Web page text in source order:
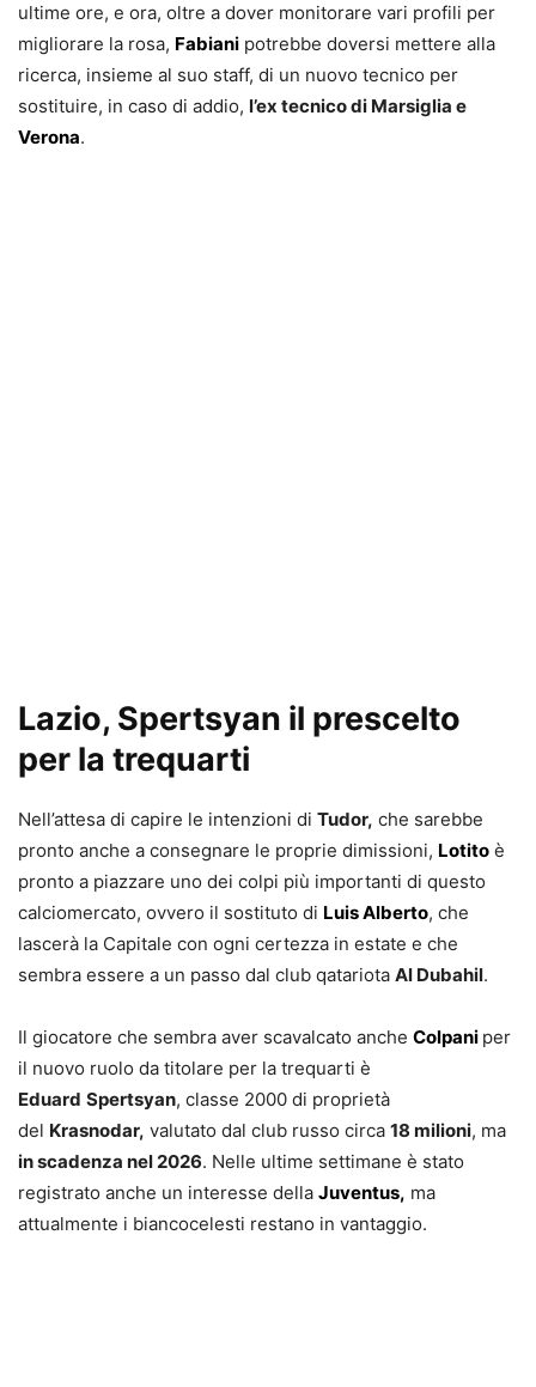
ultime ore, e ora, oltre a dover monitorare vari profili per
migliorare la rosa, Fabiani potrebbe doversi mettere alla
ricerca, insieme al suo staff, di un nuovo tecnico per
sostituire, in caso di addio, l’ex tecnico di Marsiglia e
Verona.
Lazio, Spertsyan il prescelto
per la trequarti
Nell’attesa di capire le intenzioni di Tudor, che sarebbe
pronto anche a consegnare le proprie dimissioni, Lotito è
pronto a piazzare uno dei colpi più importanti di questo
calciomercato, ovvero il sostituto di Luis Alberto, che
lascerà la Capitale con ogni certezza in estate e che
sembra essere a un passo dal club qatariota Al Dubahil.
Il giocatore che sembra aver scavalcato anche Colpani per
il nuovo ruolo da titolare per la trequarti è
Eduard Spertsyan, classe 2000 di proprietà
del Krasnodar, valutato dal club russo circa 18 milioni, ma
in scadenza nel 2026. Nelle ultime settimane è stato
registrato anche un interesse della Juventus, ma
attualmente i biancocelesti restano in vantaggio.